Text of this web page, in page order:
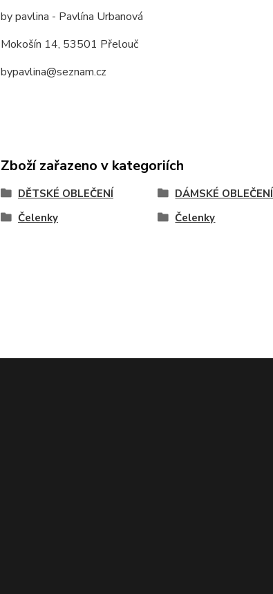
by pavlina - Pavlína Urbanová
Mokošín 14, 53501 Přelouč
bypavlina@seznam.cz
Zboží zařazeno v kategoriích
DĚTSKÉ OBLEČENÍ DÁMSKÉ OBLEČENÍ
Čelenky
Čelenky